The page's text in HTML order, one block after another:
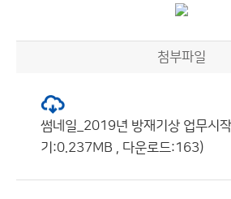
첨부파일
썸네일_2019년 방재기상 업무시
기:0.237MB , 다운로드:163)